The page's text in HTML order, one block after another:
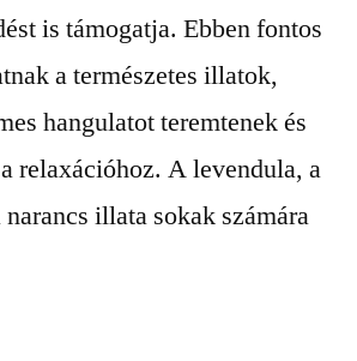
is támogatja. Ebben fontos
a természetes illatok,
hangulatot teremtenek és
relaxációhoz. A levendula, a
illata sokak számára